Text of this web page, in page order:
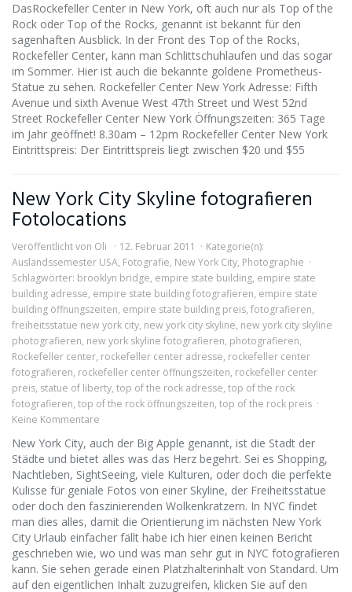
DasRockefeller Center in New York, oft auch nur als Top of the
Rock oder Top of the Rocks, genannt ist bekannt für den
sagenhaften Ausblick. In der Front des Top of the Rocks,
Rockefeller Center, kann man Schlittschuhlaufen und das sogar
im Sommer. Hier ist auch die bekannte goldene Prometheus-
Statue zu sehen. Rockefeller Center New York Adresse: Fifth
Avenue und sixth Avenue West 47th Street und West 52nd
Street Rockefeller Center New York Öffnungszeiten: 365 Tage
im Jahr geöffnet! 8.30am – 12pm Rockefeller Center New York
Eintrittspreis: Der Eintrittspreis liegt zwischen $20 und $55
New York City Skyline fotografieren
Fotolocations
Veröffentlicht von Oli 12. Februar 2011
Kategorie(n):
Auslandssemester USA, Fotografie, New York City, Photographie
Schlagwörter: brooklyn bridge, empire state building, empire state
building adresse, empire state building fotografieren, empire state
building öffnungszeiten, empire state building preis, fotografieren,
freiheitsstatue new york city, new york city skyline, new york city skyline
photografieren, new york skyline fotografieren, photografieren,
Rockefeller center, rockefeller center adresse, rockefeller center
fotografieren, rockefeller center öffnungszeiten, rockefeller center
preis, statue of liberty, top of the rock adresse, top of the rock
fotografieren, top of the rock öffnungszeiten, top of the rock preis
Keine Kommentare
New York City, auch der Big Apple genannt, ist die Stadt der
Städte und bietet alles was das Herz begehrt. Sei es Shopping,
Nachtleben, SightSeeing, viele Kulturen, oder doch die perfekte
Kulisse für geniale Fotos von einer Skyline, der Freiheitsstatue
oder doch den faszinierenden Wolkenkratzern. In NYC findet
man dies alles, damit die Orientierung im nächsten New York
City Urlaub einfacher fällt habe ich hier einen keinen Bericht
geschrieben wie, wo und was man sehr gut in NYC fotografieren
kann. Sie sehen gerade einen Platzhalterinhalt von Standard. Um
auf den eigentlichen Inhalt zuzugreifen, klicken Sie auf den